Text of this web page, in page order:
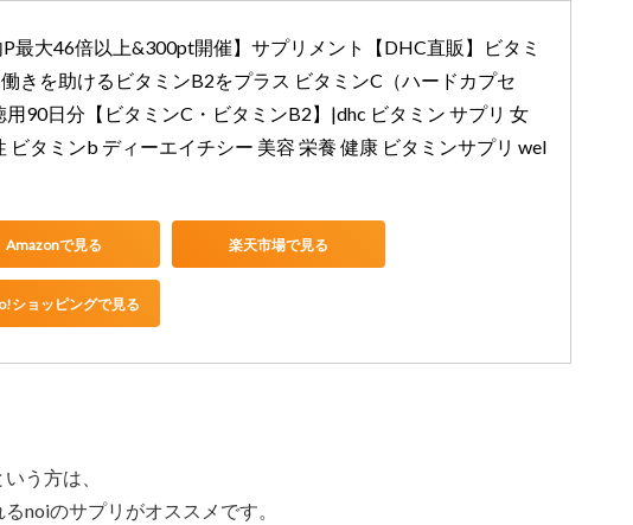
P最大46倍以上&300pt開催】サプリメント【DHC直販】ビタミ
働きを助けるビタミンB2をプラス ビタミンC（ハードカプセ
用90日分【ビタミンC・ビタミンB2】|dhc ビタミン サプリ 女
ビタミンb ディーエイチシー 美容 栄養 健康 ビタミンサプリ wel
Amazonで見る 楽天市場で見る
ショッピングで見る
う方は、
noiのサプリがオススメです。